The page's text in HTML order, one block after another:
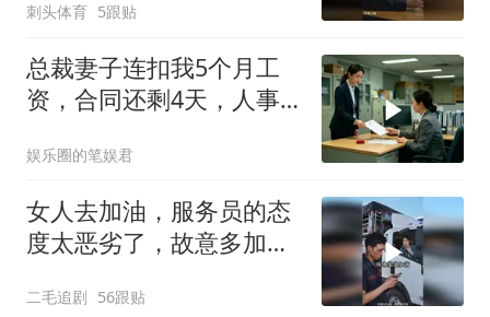
刺头体育 5跟贴
总裁妻子连扣我5个月工
资，合同还剩4天，人事
娱乐圈的笔娱君
女人去加油，服务员的态
度太恶劣了，故意多加油
二毛追剧 56跟贴